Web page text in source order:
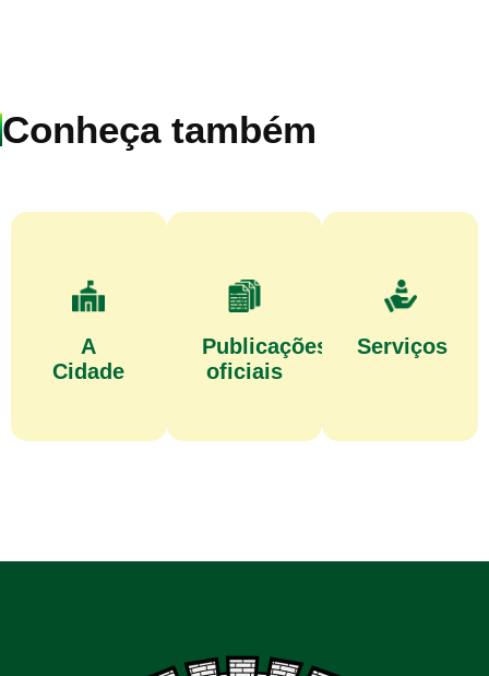
Conheça também
A
Cidade
Publicações
oficiais
Serviços